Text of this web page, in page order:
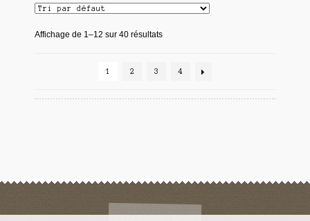
Affichage de 1–12 sur 40 résultats
1 2 3 4